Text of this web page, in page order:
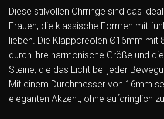
Diese stilvollen Ohrringe sind das
Frauen, die klassische Formen mit
lieben. Die Klappcreolen Ø16mm mit
durch ihre harmonische Größe und
Steine, die das Licht bei jeder
Mit einem Durchmesser von 16mm
eleganten Akzent, ohne aufdringlich